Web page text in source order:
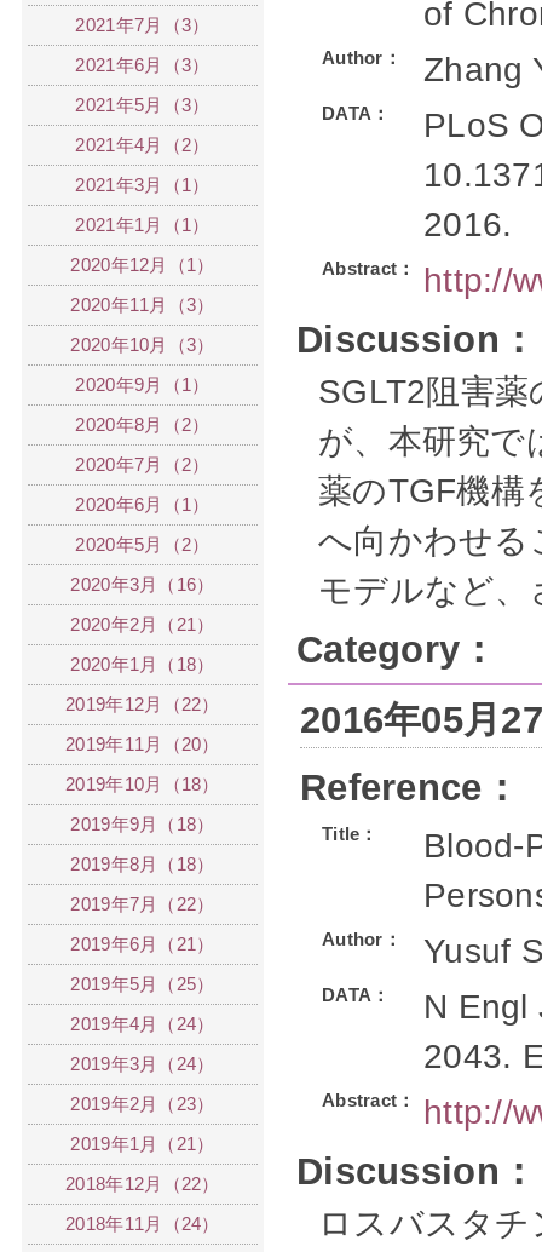
of
Author： Zhang
DATA：
PLoS
2016.
Abstract： http://
Discussion：
SGLT2阻害
が、本研究で
薬のTGF機構
へ向かわせる
モデルなど、
Category：
2016年05月
Reference：
Title：
Blood-
Author： Yusuf
DATA：
N Engl
2043.
Abstract： http://
Discussion：
ロスバスタ
2021年7月（3）
2021年6月（3）
2021年5月（3）
2021年4月（2）
2021年3月（1）
2021年1月（1）
2020年12月（1）
2020年11月（3）
2020年10月（3）
2020年9月（1）
2020年8月（2）
2020年7月（2）
2020年6月（1）
2020年5月（2）
2020年3月（16）
2020年2月（21）
2020年1月（18）
2019年12月（22）
2019年11月（20）
2019年10月（18）
2019年9月（18）
2019年8月（18）
2019年7月（22）
2019年6月（21）
2019年5月（25）
2019年4月（24）
2019年3月（24）
2019年2月（23）
2019年1月（21）
2018年12月（22）
2018年11月（24）